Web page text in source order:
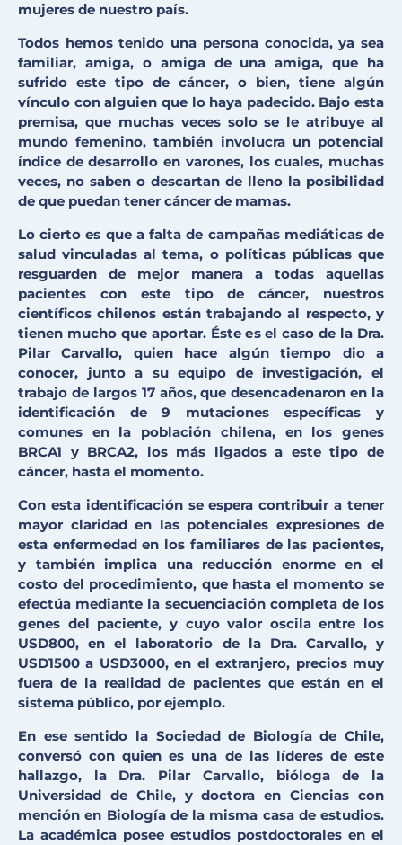
mujeres de nuestro país.
Todos hemos tenido una persona conocida, ya sea
familiar, amiga, o amiga de una amiga, que ha
sufrido este tipo de cáncer, o bien, tiene algún
vínculo con alguien que lo haya padecido. Bajo esta
premisa, que muchas veces solo se le atribuye al
mundo femenino, también involucra un potencial
índice de desarrollo en varones, los cuales, muchas
veces, no saben o descartan de lleno la posibilidad
de que puedan tener cáncer de mamas.
Lo cierto es que a falta de campañas mediáticas de
salud vinculadas al tema, o políticas públicas que
resguarden de mejor manera a todas aquellas
pacientes con este tipo de cáncer, nuestros
científicos chilenos están trabajando al respecto, y
tienen mucho que aportar. Éste es el caso de la Dra.
Pilar Carvallo, quien hace algún tiempo dio a
conocer, junto a su equipo de investigación, el
trabajo de largos 17 años, que desencadenaron en la
identificación de 9 mutaciones específicas y
comunes en la población chilena, en los genes
BRCA1 y BRCA2, los más ligados a este tipo de
cáncer, hasta el momento.
Con esta identificación se espera contribuir a tener
mayor claridad en las potenciales expresiones de
esta enfermedad en los familiares de las pacientes,
y también implica una reducción enorme en el
costo del procedimiento, que hasta el momento se
efectúa mediante la secuenciación completa de los
genes del paciente, y cuyo valor oscila entre los
USD800, en el laboratorio de la Dra. Carvallo, y
USD1500 a USD3000, en el extranjero, precios muy
fuera de la realidad de pacientes que están en el
sistema público, por ejemplo.
En ese sentido la Sociedad de Biología de Chile,
conversó con quien es una de las líderes de este
hallazgo, la Dra. Pilar Carvallo, bióloga de la
Universidad de Chile, y doctora en Ciencias con
mención en Biología de la misma casa de estudios.
La académica posee estudios postdoctorales en el